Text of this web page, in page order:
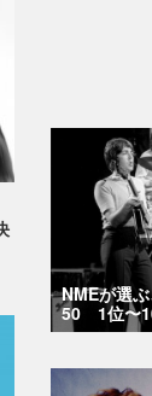
NMEが選
50 1位〜